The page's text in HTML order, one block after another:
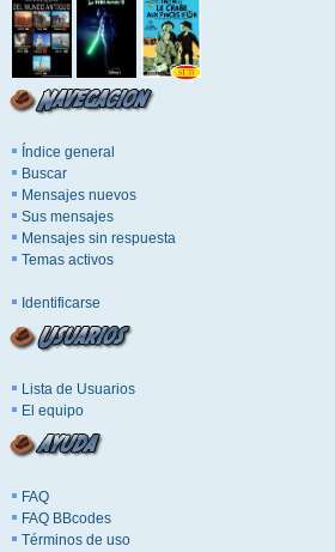
Índice general
Buscar
Mensajes nuevos
Sus mensajes
Mensajes sin respuesta
Temas activos
Identificarse
Lista de Usuarios
El equipo
FAQ
FAQ BBcodes
Términos de uso